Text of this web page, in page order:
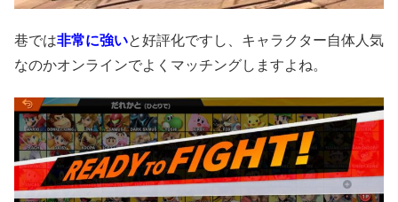
巷では非常に強いと好評化ですし、キャラクター自体人気
なのかオンラインでよくマッチングしますよね。